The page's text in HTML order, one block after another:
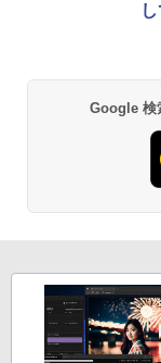
Google 検